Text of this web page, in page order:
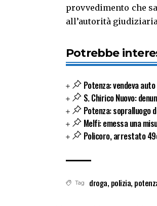
provvedimento che
all’autorità
Potrebbe
Potenza: vendeva
S. Chirico Nuovo:
Potenza: sopralluogo
Melfi: emessa una
Policoro, arrestato
Tag droga, polizia,